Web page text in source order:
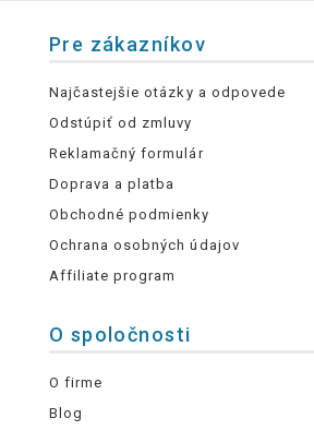
Pre zákazníkov
Najčastejšie otázky a odpovede
Odstúpiť od zmluvy
Reklamačný formulár
Doprava a platba
Obchodné podmienky
Ochrana osobných údajov
Affiliate program
O spoločnosti
O firme
Blog